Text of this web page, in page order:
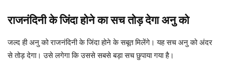
राजनंदिनी के जिंदा होने का सच तोड़ देगा अनु को
जल्द ही अनु को राजनंदिनी के जिंदा होने के सबूत मिलेंगे। यह सच अनु को अंदर
से तोड़ देगा। उसे लगेगा कि उससे सबसे बड़ा सच छुपाया गया है।